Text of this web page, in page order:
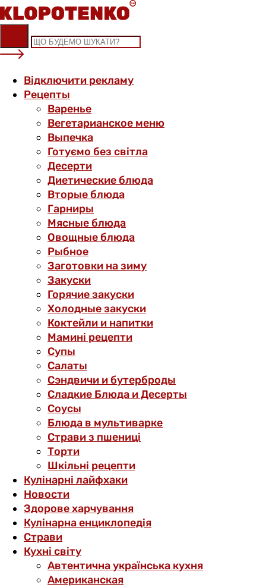
Skip
to
content
Відключити рекламу
Рецепты
Варенье
Вегетарианское меню
Выпечка
Готуємо без світла
Десерти
Диетические блюда
Вторые блюда
Гарниры
Мясные блюда
Овощные блюда
Рыбное
Заготовки на зиму
Закуски
Горячие закуски
Холодные закуски
Коктейли и напитки
Мамині рецепти
Супы
Салаты
Сэндвичи и бутерброды
Сладкие Блюда и Десерты
Соусы
Блюда в мультиварке
Страви з пшениці
Торти
Шкільні рецепти
Кулінарні лайфхаки
Новости
Здорове харчування
Кулінарна енциклопедія
Страви
Кухні світу
Автентична українська кухня
Американская